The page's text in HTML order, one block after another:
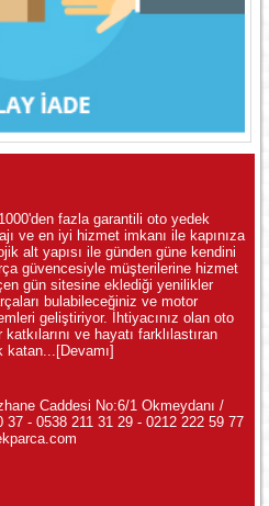
fazla garantili oto yedek
ve en iyi hizmet imkanı ile kapınıza
alt yapısı ile günden güne kendini
güvencesiyle müşterilerine hizmet
gün sitesine eklediği yenilikler
bulabileceğiniz ve motor
geliştiriyor. İhtiyacınız olan oto
ve hayatı farklılastıran
katan... [Devamı]
Caddesi No:6/1 Okmeydanı /
37 - 0538 211 31 29 - 0212 222 59 77